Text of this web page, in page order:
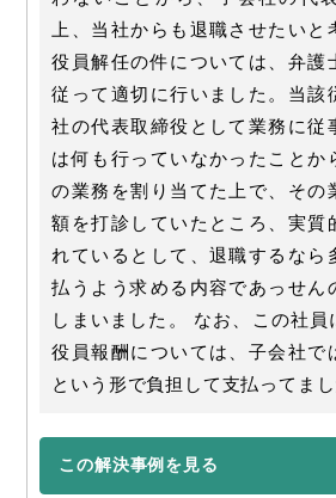
上、当社からも退職させたいと
役員解任の件については、弁護
従って適切に行いました。当該
社の代表取締役として業務に従
は何も行っていなかったことか
の業務を割り当てた上で、その
額を打診していたところ、実質
れているとして、退職するなら
払うよう求める内容であっせん
しまいました。 なお、この社員
役員報酬については、子会社で
という形で負担して支払ってまし
この解決事例を見る